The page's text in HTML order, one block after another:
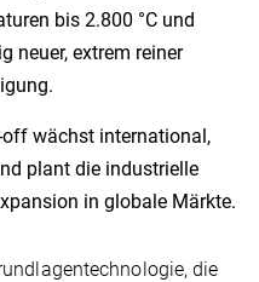
bis 2.800 °C und
neuer, extrem reiner
wächst international,
plant die industrielle
in globale Märkte.
die